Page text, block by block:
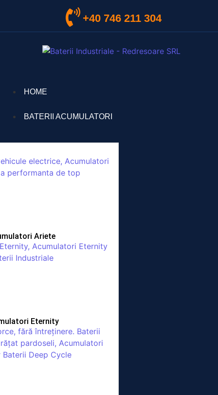
+40 746 211 304
HOME
BATERII ACUMULATORI
Ariete
Eternity